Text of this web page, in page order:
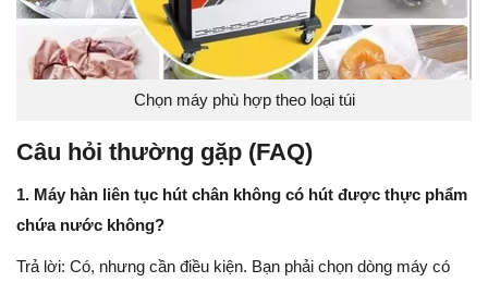
Chọn máy phù hợp theo loại túi
Câu hỏi thường gặp (FAQ)
1. Máy hàn liên tục hút chân không có hút được thực phẩm
chứa nước không?
Trả lời: Có, nhưng cần điều kiện. Bạn phải chọn dòng máy có